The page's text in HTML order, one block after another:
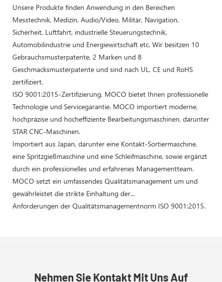
Unsere Produkte finden Anwendung in den Bereichen
Messtechnik, Medizin, Audio/Video, Militär, Navigation,
Sicherheit, Luftfahrt, industrielle Steuerungstechnik,
Automobilindustrie und Energiewirtschaft etc. Wir besitzen 10
Gebrauchsmusterpatente, 2 Marken und 8
Geschmacksmusterpatente und sind nach UL, CE und RoHS
zertifiziert.
ISO 9001:2015-Zertifizierung. MOCO bietet Ihnen professionelle
Technologie und Servicegarantie. MOCO importiert moderne,
hochpräzise und hocheffiziente Bearbeitungsmaschinen, darunter
STAR CNC-Maschinen.
Importiert aus Japan, darunter eine Kontakt-Sortiermaschine,
eine Spritzgießmaschine und eine Schleifmaschine, sowie ergänzt
durch ein professionelles und erfahrenes Managementteam.
MOCO setzt ein umfassendes Qualitätsmanagement um und
gewährleistet die strikte Einhaltung der...
Anforderungen der Qualitätsmanagementnorm ISO 9001:2015.
Nehmen Sie Kontakt Mit Uns Auf